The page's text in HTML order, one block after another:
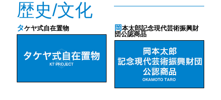
歴史/文化
タケヤ式自在置物 岡本太郎記念現代芸術振興財
団公認商品